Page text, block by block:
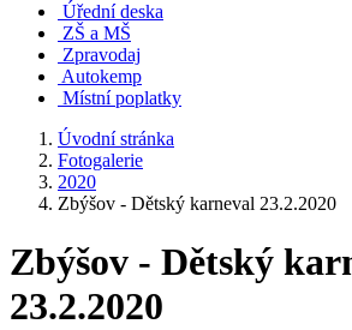
Úřední deska
ZŠ a MŠ
Zpravodaj
Autokemp
Místní poplatky
Úvodní stránka
Fotogalerie
2020
Zbýšov - Dětský karneval 23.2.2020
Zbýšov - Dětský
23.2.2020